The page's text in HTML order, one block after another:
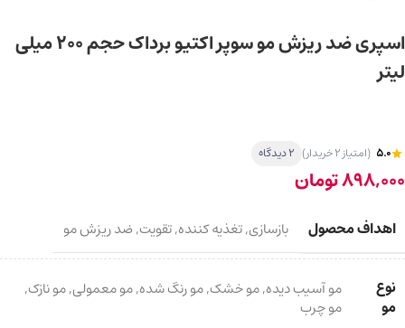
اسپری ضد ریزش مو سوپر اکتیو برداک حجم ۲۰۰ میلی
لیتر
5.0 (امتیاز 2 خریدار) 2 دیدگاه
898,000تومان
اهداف محصول بازسازی,تغذیه کننده,تقویت,ضد ریزش مو
نوع
مو
مو آسیب دیده,مو خشک,مو رنگ شده,مو معمولی,مو نازک,
مو چرب